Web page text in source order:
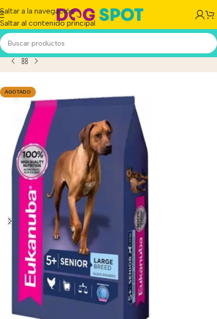
Saltar a la navegación
Saltar al contenido principal
Producto/Eukanuba Perro Senior +5 Raza Grande x15 kg
AGOTADO